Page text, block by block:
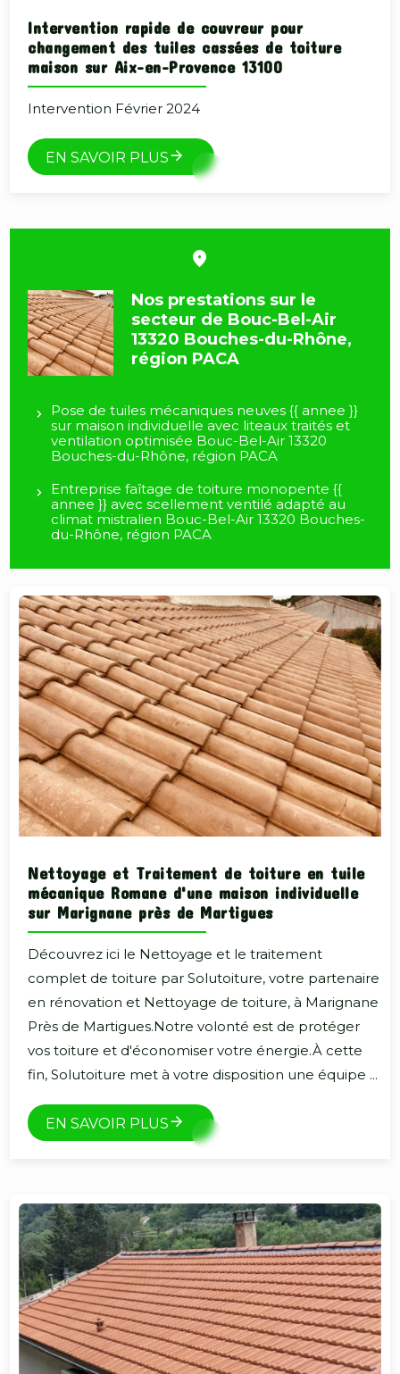
Intervention rapide de couvreur pour
changement des tuiles cassées de toiture
maison sur Aix-en-Provence 13100
Intervention Février 2024
EN SAVOIR PLUS
Nos prestations sur le
secteur de Bouc-Bel-Air
13320 Bouches-du-Rhône,
région PACA
Pose de tuiles mécaniques neuves {{ annee }}
sur maison individuelle avec liteaux traités et
ventilation optimisée Bouc-Bel-Air 13320
Bouches-du-Rhône, région PACA
Entreprise faîtage de toiture monopente {{
annee }} avec scellement ventilé adapté au
climat mistralien Bouc-Bel-Air 13320 Bouches-
du-Rhône, région PACA
Nettoyage et Traitement de toiture en tuile
mécanique Romane d'une maison individuelle
sur Marignane près de Martigues
Découvrez ici le Nettoyage et le traitement
complet de toiture par Solutoiture, votre partenaire
en rénovation et Nettoyage de toiture, à Marignane
Près de Martigues.Notre volonté est de protéger
vos toiture et d'économiser votre énergie.À cette
fin, Solutoiture met à votre disposition une équipe ...
EN SAVOIR PLUS